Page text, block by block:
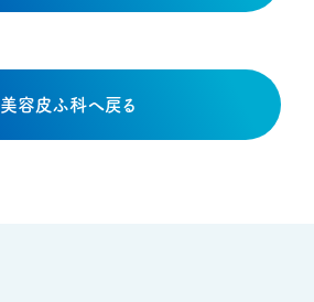
美容皮ふ科へ戻る